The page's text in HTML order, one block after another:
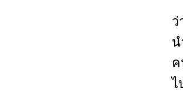
ว่
น
ค
ไ